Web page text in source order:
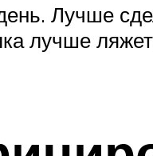
Лучше
лучше